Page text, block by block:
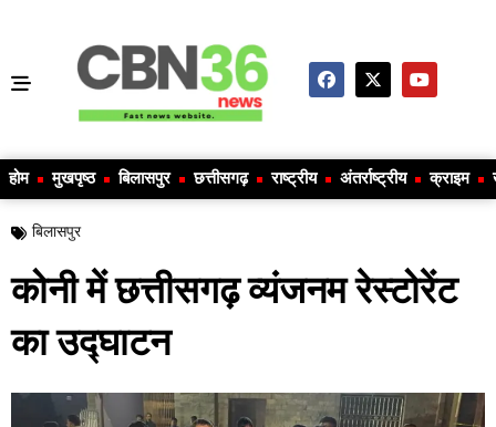
होम मुखपृष्ठ बिलासपुर छत्तीसगढ़ राष्ट्रीय अंतर्राष्ट्रीय क्राइम
बिलासपुर
कोनी में छत्तीसगढ़ व्यंजनम रेस्टोरेंट
का उद्घाटन